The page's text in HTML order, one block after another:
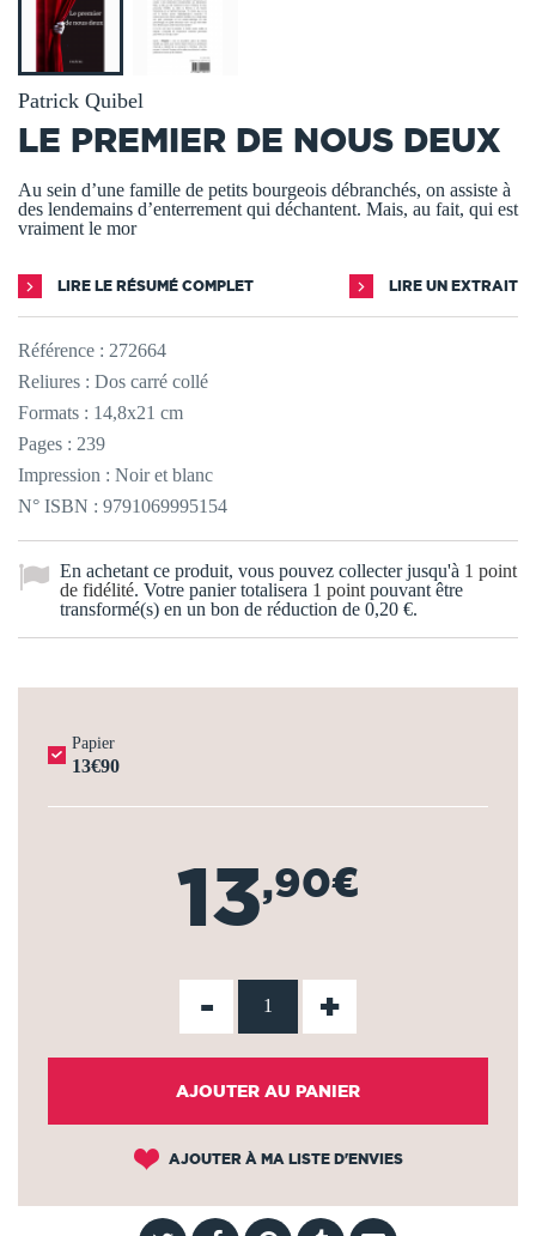
Patrick Quibel
LE PREMIER DE NOUS DEUX
Au sein d’une famille de petits bourgeois débranchés, on assiste à
des lendemains d’enterrement qui déchantent. Mais, au fait, qui est
vraiment le mor
LIRE LE RÉSUMÉ COMPLET LIRE UN EXTRAIT
Référence : 272664
Reliures : Dos carré collé
Formats : 14,8x21 cm
Pages : 239
Impression : Noir et blanc
N° ISBN : 9791069995154
En achetant ce produit, vous pouvez collecter jusqu'à 1 point
de fidélité. Votre panier totalisera 1 point pouvant être
transformé(s) en un bon de réduction de 0,20 €.
Papier
13€90
13,90€
- +
AJOUTER AU PANIER
AJOUTER À MA LISTE D'ENVIES